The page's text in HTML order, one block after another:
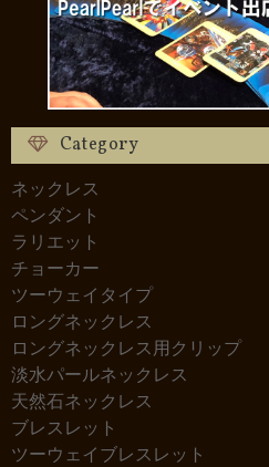
Category
ネックレス
ペンダント
ラリエット
チョーカー
ツーウェイタイプ
ロングネックレス
ロングネックレス用クリップ
淡水パールネックレス
天然石ネックレス
ブレスレット
ツーウェイブレスレット